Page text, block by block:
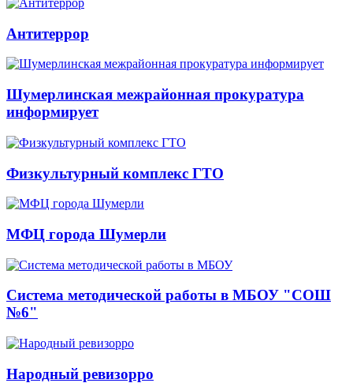
Антитеррор
Шумерлинская межрайонная прокуратура
информирует
Физкультурный комплекс ГТО
МФЦ города Шумерли
Система методической работы в МБОУ "СОШ
№6"
Народный ревизорро